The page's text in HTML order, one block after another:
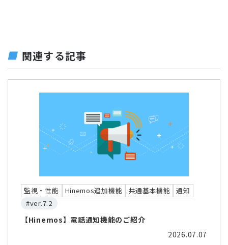
関連する記事
監視・性能 Hinemos追加機能 共通基本機能
通知
#ver.7.2
【Hinemos】電話通知機能のご紹介
2026.07.07